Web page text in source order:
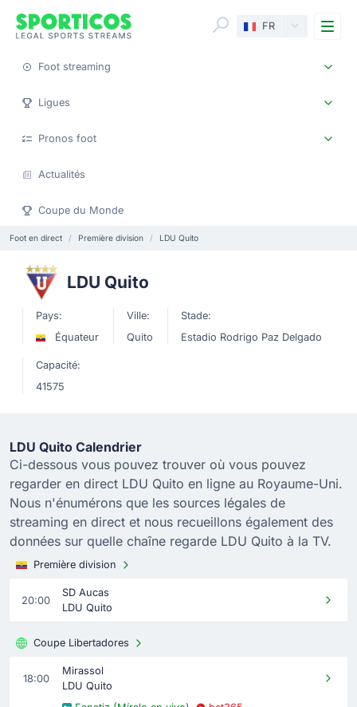
FR
Foot streaming
Ligues
Pronos foot
Actualités
Coupe du Monde
Foot en direct Première division LDU Quito
LDU Quito
Pays:
Équateur
Ville:
Quito
Stade:
Estadio Rodrigo Paz Delgado
Capacité:
41575
LDU Quito Calendrier
Ci-dessous vous pouvez trouver où vous pouvez
regarder en direct LDU Quito en ligne au Royaume-Uni.
Nous n'énumérons que les sources légales de
streaming en direct et nous recueillons également des
données sur quelle chaîne regarde LDU Quito à la TV.
Première division
20:00
SD Aucas
LDU Quito
Coupe Libertadores
18:00
Mirassol
LDU Quito